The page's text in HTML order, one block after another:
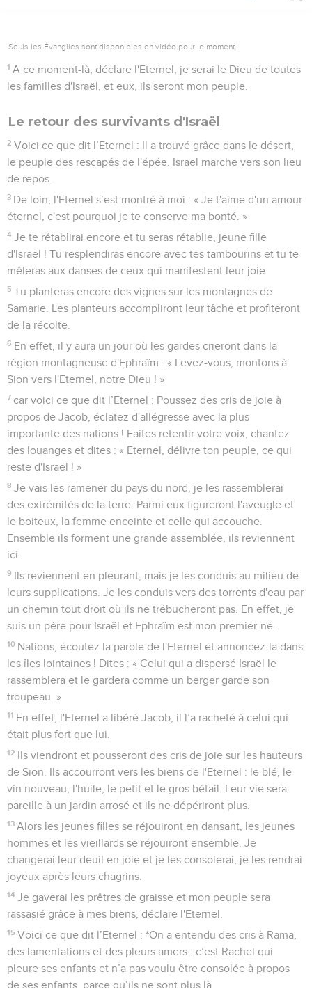
Seuls les Évangiles sont disponibles en vidéo pour le moment.
1 A ce moment-là, déclare l'Eternel, je serai le Dieu de toutes
les familles d'Israël, et eux, ils seront mon peuple.
Le retour des survivants d'Israël
2 Voici ce que dit l’Eternel : Il a trouvé grâce dans le désert,
le peuple des rescapés de l'épée. Israël marche vers son lieu
de repos.
3 De loin, l'Eternel s’est montré à moi : « Je t'aime d'un amour
éternel, c'est pourquoi je te conserve ma bonté. »
4 Je te rétablirai encore et tu seras rétablie, jeune fille
d'Israël ! Tu resplendiras encore avec tes tambourins et tu te
mêleras aux danses de ceux qui manifestent leur joie.
5 Tu planteras encore des vignes sur les montagnes de
Samarie. Les planteurs accompliront leur tâche et profiteront
de la récolte.
6 En effet, il y aura un jour où les gardes crieront dans la
région montagneuse d'Ephraïm : « Levez-vous, montons à
Sion vers l'Eternel, notre Dieu ! »
7 car voici ce que dit l’Eternel : Poussez des cris de joie à
propos de Jacob, éclatez d'allégresse avec la plus
importante des nations ! Faites retentir votre voix, chantez
des louanges et dites : « Eternel, délivre ton peuple, ce qui
reste d'Israël ! »
8 Je vais les ramener du pays du nord, je les rassemblerai
des extrémités de la terre. Parmi eux figureront l'aveugle et
le boiteux, la femme enceinte et celle qui accouche.
Ensemble ils forment une grande assemblée, ils reviennent
ici.
9 Ils reviennent en pleurant, mais je les conduis au milieu de
leurs supplications. Je les conduis vers des torrents d'eau par
un chemin tout droit où ils ne trébucheront pas. En effet, je
suis un père pour Israël et Ephraïm est mon premier-né.
10 Nations, écoutez la parole de l'Eternel et annoncez-la dans
les îles lointaines ! Dites : « Celui qui a dispersé Israël le
rassemblera et le gardera comme un berger garde son
troupeau. »
11 En effet, l'Eternel a libéré Jacob, il l’a racheté à celui qui
était plus fort que lui.
12 Ils viendront et pousseront des cris de joie sur les hauteurs
de Sion. Ils accourront vers les biens de l'Eternel : le blé, le
vin nouveau, l'huile, le petit et le gros bétail. Leur vie sera
pareille à un jardin arrosé et ils ne dépériront plus.
13 Alors les jeunes filles se réjouiront en dansant, les jeunes
hommes et les vieillards se réjouiront ensemble. Je
changerai leur deuil en joie et je les consolerai, je les rendrai
joyeux après leurs chagrins.
14 Je gaverai les prêtres de graisse et mon peuple sera
rassasié grâce à mes biens, déclare l'Eternel.
15 Voici ce que dit l’Eternel : *On a entendu des cris à Rama,
des lamentations et des pleurs amers : c’est Rachel qui
pleure ses enfants et n’a pas voulu être consolée à propos
de ses enfants, parce qu’ils ne sont plus là.